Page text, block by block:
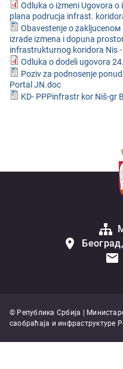
Odluka o izmeni Ugovora
plana podrucja infrast.
Obavestenje o
izrade izmena i dopuna
infrastrukturnog koridora Nis
Odluka o dodeli ugovora
Poziv za podnosenje
Portal JN.doc
KD- PPPinfrastr kor Niš-gr
© Република Србија |
саобраћаја и инфраструктуре